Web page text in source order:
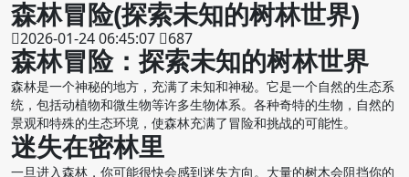
森林冒险(探索未知的树林世界)
2026-01-24 06:45:07 687
森林冒险：探索未知的树林世界
森林是一个神秘的地方，充满了未知和神秘。它是一个自然的生态系
统，包括动植物和微生物等许多生物体系。各种奇特的生物，自然的
景观和特殊的生态环境，使森林充满了冒险和挑战的可能性。
迷失在密林里
一旦进入森林，你可能很快会感到迷失方向。大量的树木会阻挡你的